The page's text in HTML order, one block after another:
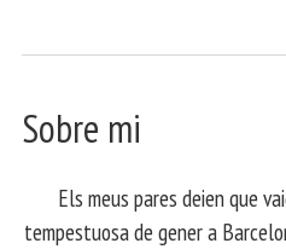
Sobre mi
Els meus pares deien que
tempestuosa de gener a